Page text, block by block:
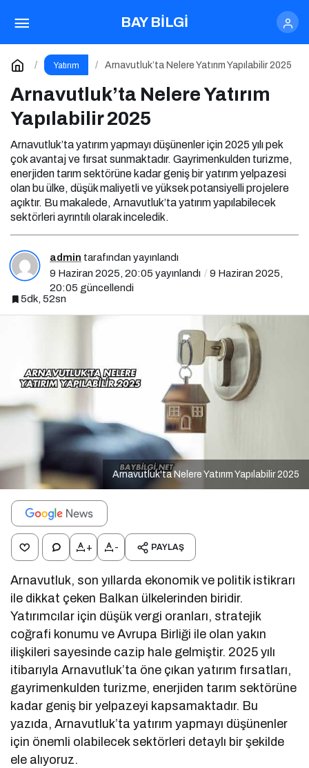
BAY BİLGİ
Yatırım Arnavutluk’ta Nelere Yatırım Yapılabilir 2025
Arnavutluk’ta Nelere Yatırım
Yapılabilir 2025
Arnavutluk’ta yatırım yapmayı düşünenler için 2025 yılı pek
çok avantaj ve fırsat sunmaktadır. Gayrimenkulden turizme,
enerjiden tarım sektörüne kadar geniş bir yatırım yelpazesi
olan bu ülke, düşük maliyetli ve yüksek potansiyelli projelere
açıktır. Bu makalede, Arnavutluk’ta yatırım yapılabilecek
sektörleri ayrıntılı olarak inceledik.
admin tarafından yayınlandı
9 Haziran 2025, 20:05 yayınlandı
9 Haziran 2025,
20:05 güncellendi
5dk, 52sn
Arnavutluk'ta Nelere Yatırım Yapılabilir 2025
+ - PAYLAŞ
Arnavutluk, son yıllarda ekonomik ve politik istikrarı
ile dikkat çeken Balkan ülkelerinden biridir.
Yatırımcılar için düşük vergi oranları, stratejik
coğrafi konumu ve Avrupa Birliği ile olan yakın
ilişkileri sayesinde cazip hale gelmiştir. 2025 yılı
itibarıyla Arnavutluk’ta öne çıkan yatırım fırsatları,
gayrimenkulden turizme, enerjiden tarım sektörüne
kadar geniş bir yelpazeyi kapsamaktadır. Bu
yazıda, Arnavutluk’ta yatırım yapmayı düşünenler
için önemli olabilecek sektörleri detaylı bir şekilde
ele alıyoruz.
Bulgaristan’da Nelere Yatırım Yapılmalıdır?
Yorum Yap